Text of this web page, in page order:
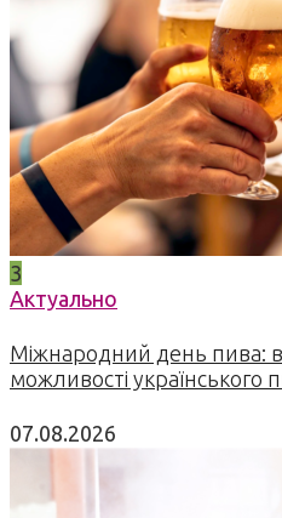
3
Актуально
Міжнародний день пива:
можливості українського
07.08.2026